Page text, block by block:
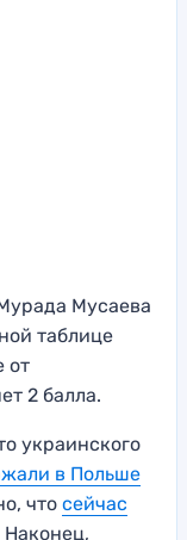
Мусаева
таблице
от
2 балла.
украинского
в Польше
что сейчас